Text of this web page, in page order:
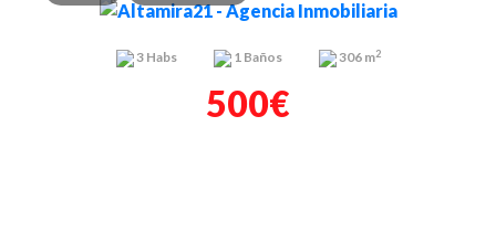
3Habs 1Baños 306 m2
500€